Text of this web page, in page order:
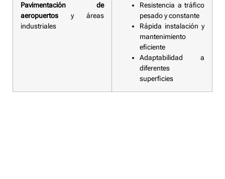
Pavimentación de
aeropuertos y áreas
industriales
Resistencia a tráfico
pesado y constante
Rápida instalación y
mantenimiento
eficiente
Adaptabilidad a
diferentes
superficies